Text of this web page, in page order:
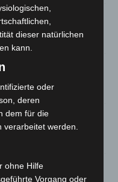
Hannover-West
nach
in Niedersachsen
schnell
dieser natürlichen
kann.
oder
deren
dem für die
werden.
ohne Hilfe
Vorgang oder